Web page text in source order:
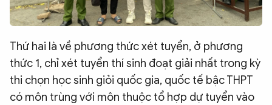
Thứ hai là về phương thức xét tuyển, ở phương
thức 1, chỉ xét tuyển thí sinh đoạt giải nhất trong kỳ
thi chọn học sinh giỏi quốc gia, quốc tế bậc THPT
có môn trùng với môn thuộc tổ hợp dự tuyển vào